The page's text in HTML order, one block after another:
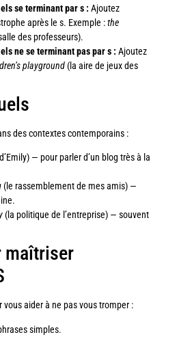
se terminant par s : Ajoutez
après le s. Exemple :the
des professeurs).
ne se terminant pas par s : Ajoutez
playground(la aire de jeux des
des contextes contemporains :
— pour parler d’un blog très à la
(le rassemblement de mes amis) —
(la politique de l’entreprise) — souvent
maîtriser
aider à ne pas vous tromper :
simples.